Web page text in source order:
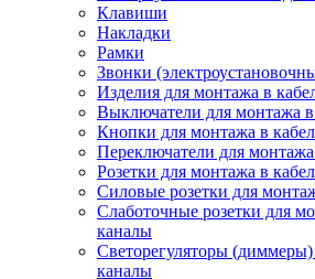
Клавиши
Накладки
Рамки
Звонки
Изделия для монтажа в
Выключатели для монтажа
Кнопки для монтажа в
Переключатели для
Розетки для монтажа в
Силовые розетки для
Слаботочные розетки для
каналы
Светорегуляторы
каналы